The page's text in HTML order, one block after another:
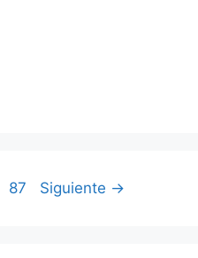
Página
87 Siguiente →